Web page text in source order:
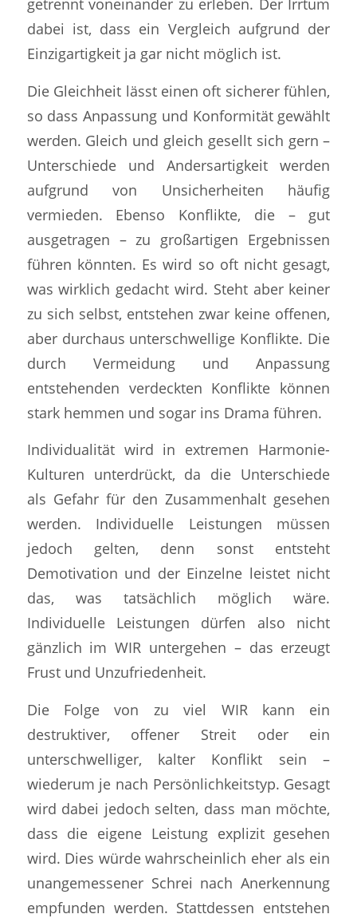
dabei ist, dass ein Vergleich aufgrund der
Einzigartigkeit ja gar nicht möglich ist.
Die Gleichheit lässt einen oft sicherer fühlen,
so dass Anpassung und Konformität gewählt
werden. Gleich und gleich gesellt sich gern –
Unterschiede und Andersartigkeit werden
aufgrund von Unsicherheiten häufig
vermieden. Ebenso Konflikte, die – gut
ausgetragen – zu großartigen Ergebnissen
führen könnten. Es wird so oft nicht gesagt,
was wirklich gedacht wird. Steht aber keiner
zu sich selbst, entstehen zwar keine offenen,
aber durchaus unterschwellige Konflikte. Die
durch Vermeidung und Anpassung
entstehenden verdeckten Konflikte können
stark hemmen und sogar ins Drama führen.
Individualität wird in extremen Harmonie-
Kulturen unterdrückt, da die Unterschiede
als Gefahr für den Zusammenhalt gesehen
werden. Individuelle Leistungen müssen
jedoch gelten, denn sonst entsteht
Demotivation und der Einzelne leistet nicht
das, was tatsächlich möglich wäre.
Individuelle Leistungen dürfen also nicht
gänzlich im WIR untergehen – das erzeugt
Frust und Unzufriedenheit.
Die Folge von zu viel WIR kann ein
destruktiver, offener Streit oder ein
unterschwelliger, kalter Konflikt sein –
wiederum je nach Persönlichkeitstyp. Gesagt
wird dabei jedoch selten, dass man möchte,
dass die eigene Leistung explizit gesehen
wird. Dies würde wahrscheinlich eher als ein
unangemessener Schrei nach Anerkennung
empfunden werden. Stattdessen entstehen